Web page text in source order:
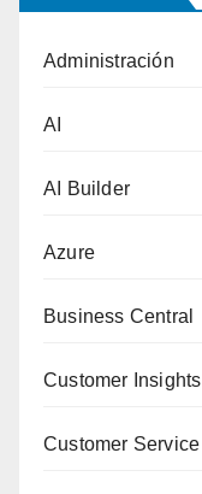
Administración
AI
AI Builder
Azure
Business Central
Customer Insights
Customer Service